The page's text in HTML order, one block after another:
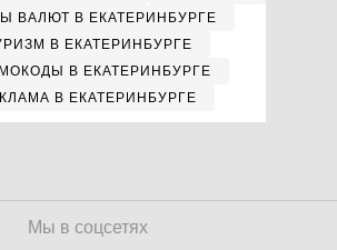
ВАЛЮТ В ЕКАТЕРИНБУРГЕ
В ЕКАТЕРИНБУРГЕ
В ЕКАТЕРИНБУРГЕ
В ЕКАТЕРИНБУРГЕ
Мы в соцсетях